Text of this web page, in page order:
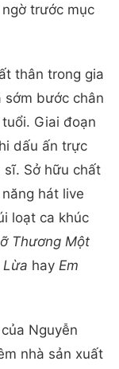
ngờ trước mục
thân trong gia
sớm bước chân
Giai đoạn
dấu ấn trực
sĩ. Sở hữu chất
hát live
loạt ca khúc
Thương Một
Lừa hay Em
Nguyễn
nhà sản xuất